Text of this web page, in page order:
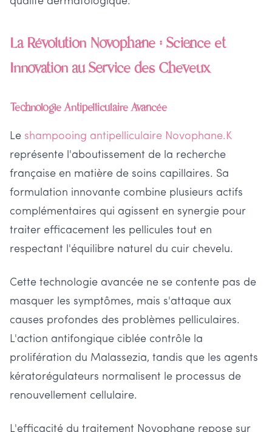
La Révolution Novophane : Science et
Innovation au Service des Cheveux
Technologie Antipelliculaire Avancée
Le shampooing antipelliculaire Novophane.K
représente l'aboutissement de la recherche
française en matière de soins capillaires. Sa
formulation innovante combine plusieurs actifs
complémentaires qui agissent en synergie pour
traiter efficacement les pellicules tout en
respectant l'équilibre naturel du cuir chevelu.
Cette technologie avancée ne se contente pas de
masquer les symptômes, mais s'attaque aux
causes profondes des problèmes pelliculaires.
L'action antifongique ciblée contrôle la
prolifération du Malassezia, tandis que les agents
kératorégulateurs normalisent le processus de
renouvellement cellulaire.
L'efficacité du traitement Novophane repose sur